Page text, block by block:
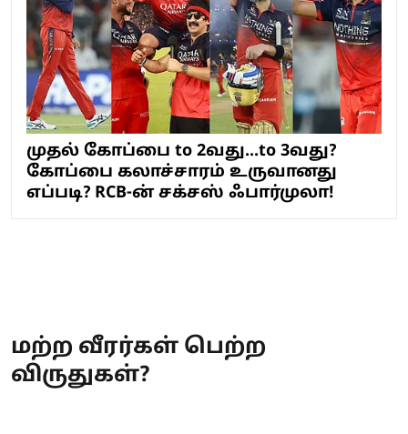
முதல் கோப்பை to 2வது...to 3வது?
கோப்பை கலாச்சாரம் உருவானது
எப்படி? RCB-ன் சக்சஸ் ஃபார்முலா!
மற்ற வீரர்கள் பெற்ற
விருதுகள்?